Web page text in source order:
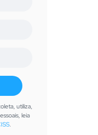
utiliza,
leia
.